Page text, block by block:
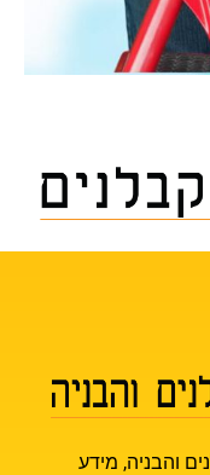
והבניה, מידע